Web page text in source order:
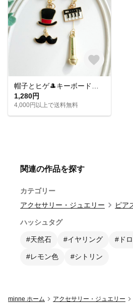
1,280円
4,000円以上で送料無料
関連の作品を探す
カテゴリー
アクセサリー・ジュエリー
ピア
ハッシュタグ
#天然石 #イヤリング #ド
#レモン色 #シトリン
minne ホーム アクセサリー・ジュエリー